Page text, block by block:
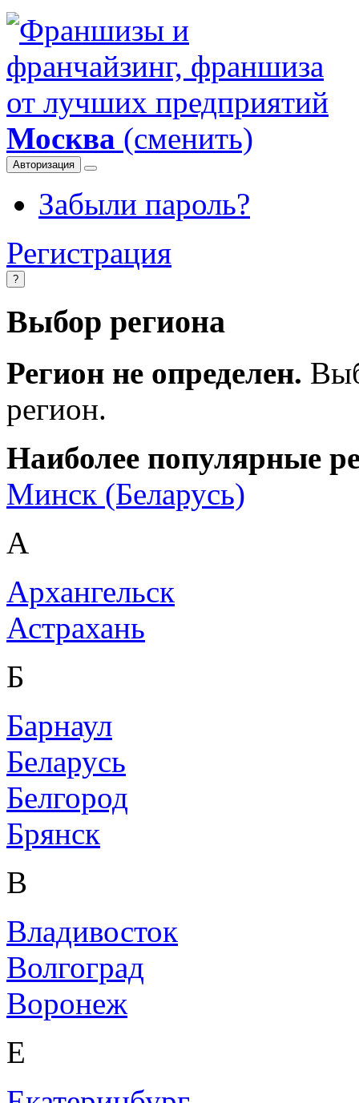
Москва (сменить)
Авторизация
Забыли пароль?
Регистрация
?
Выбор региона
Регион не определен.
регион.
Наиболее популярные
Минск (Беларусь)
А
Архангельск
Астрахань
Б
Барнаул
Беларусь
Белгород
Брянск
В
Владивосток
Волгоград
Воронеж
Е